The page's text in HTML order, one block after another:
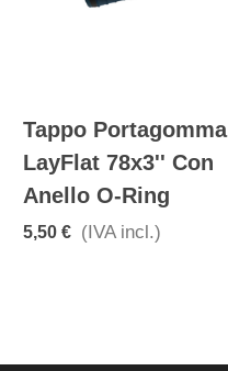
Tappo Portagomma
LayFlat 78x3'' Con
Anello O-Ring
5,50 € (IVA incl.)